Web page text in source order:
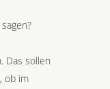
Das sollen
ob im